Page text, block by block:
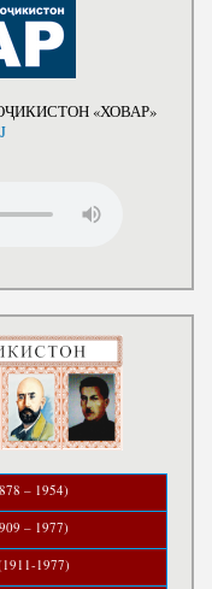
«ХОВАР»
– 1954)
– 1977)
1977)